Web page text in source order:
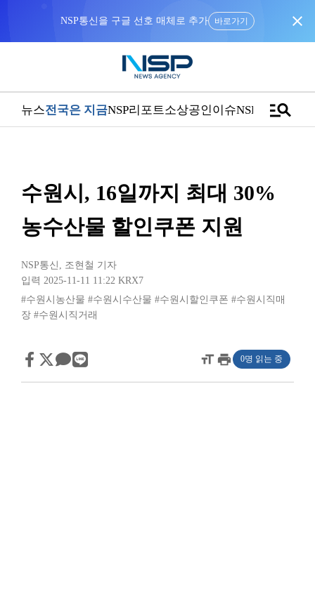
NSP통신을 구글 선호 매체로 추가 바로가기 close
뉴스전국은 지금NSP리포트소상공인이슈NSPTVmanage_search
수원시, 16일까지 최대 30%
농수산물 할인쿠폰 지원
NSP통신 , 조현철 기자
입력 2025-11-11 11:22 KRX7
#수원시농산물 #수원시수산물 #수원시할인쿠폰 #수원시직매
장 #수원시직거래
format_sizeprint 0명 읽는 중